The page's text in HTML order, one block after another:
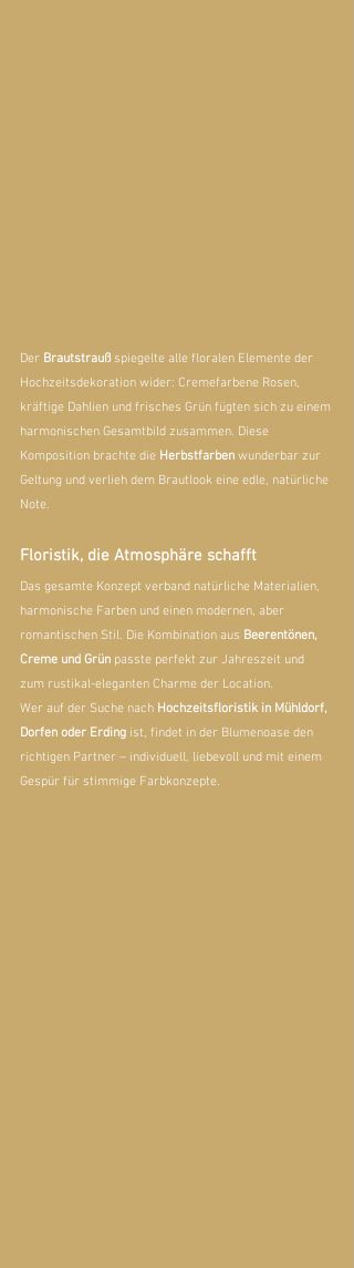
Der Brautstrauß spiegelte alle floralen Elemente der
Hochzeitsdekoration wider: Cremefarbene Rosen,
kräftige Dahlien und frisches Grün fügten sich zu einem
harmonischen Gesamtbild zusammen. Diese
Komposition brachte die Herbstfarben wunderbar zur
Geltung und verlieh dem Brautlook eine edle, natürliche
Note.
Floristik, die Atmosphäre schafft
Das gesamte Konzept verband natürliche Materialien,
harmonische Farben und einen modernen, aber
romantischen Stil. Die Kombination aus Beerentönen,
Creme und Grün passte perfekt zur Jahreszeit und
zum rustikal-eleganten Charme der Location.
Wer auf der Suche nach Hochzeitsfloristik in Mühldorf,
Dorfen oder Erding ist, findet in der Blumenoase den
richtigen Partner – individuell, liebevoll und mit einem
Gespür für stimmige Farbkonzepte.